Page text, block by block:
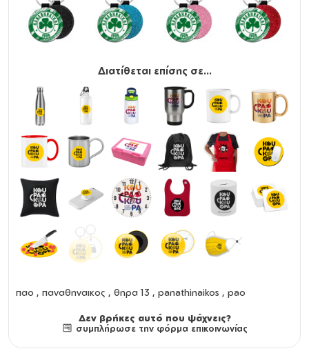
Διατίθεται επίσης σε...
παο , παναθηναικος , θηρα 13 , panathinaikos , pao
Δεν βρήκες αυτό που ψάχνεις?
συμπλήρωσε την φόρμα επικοινωνίας